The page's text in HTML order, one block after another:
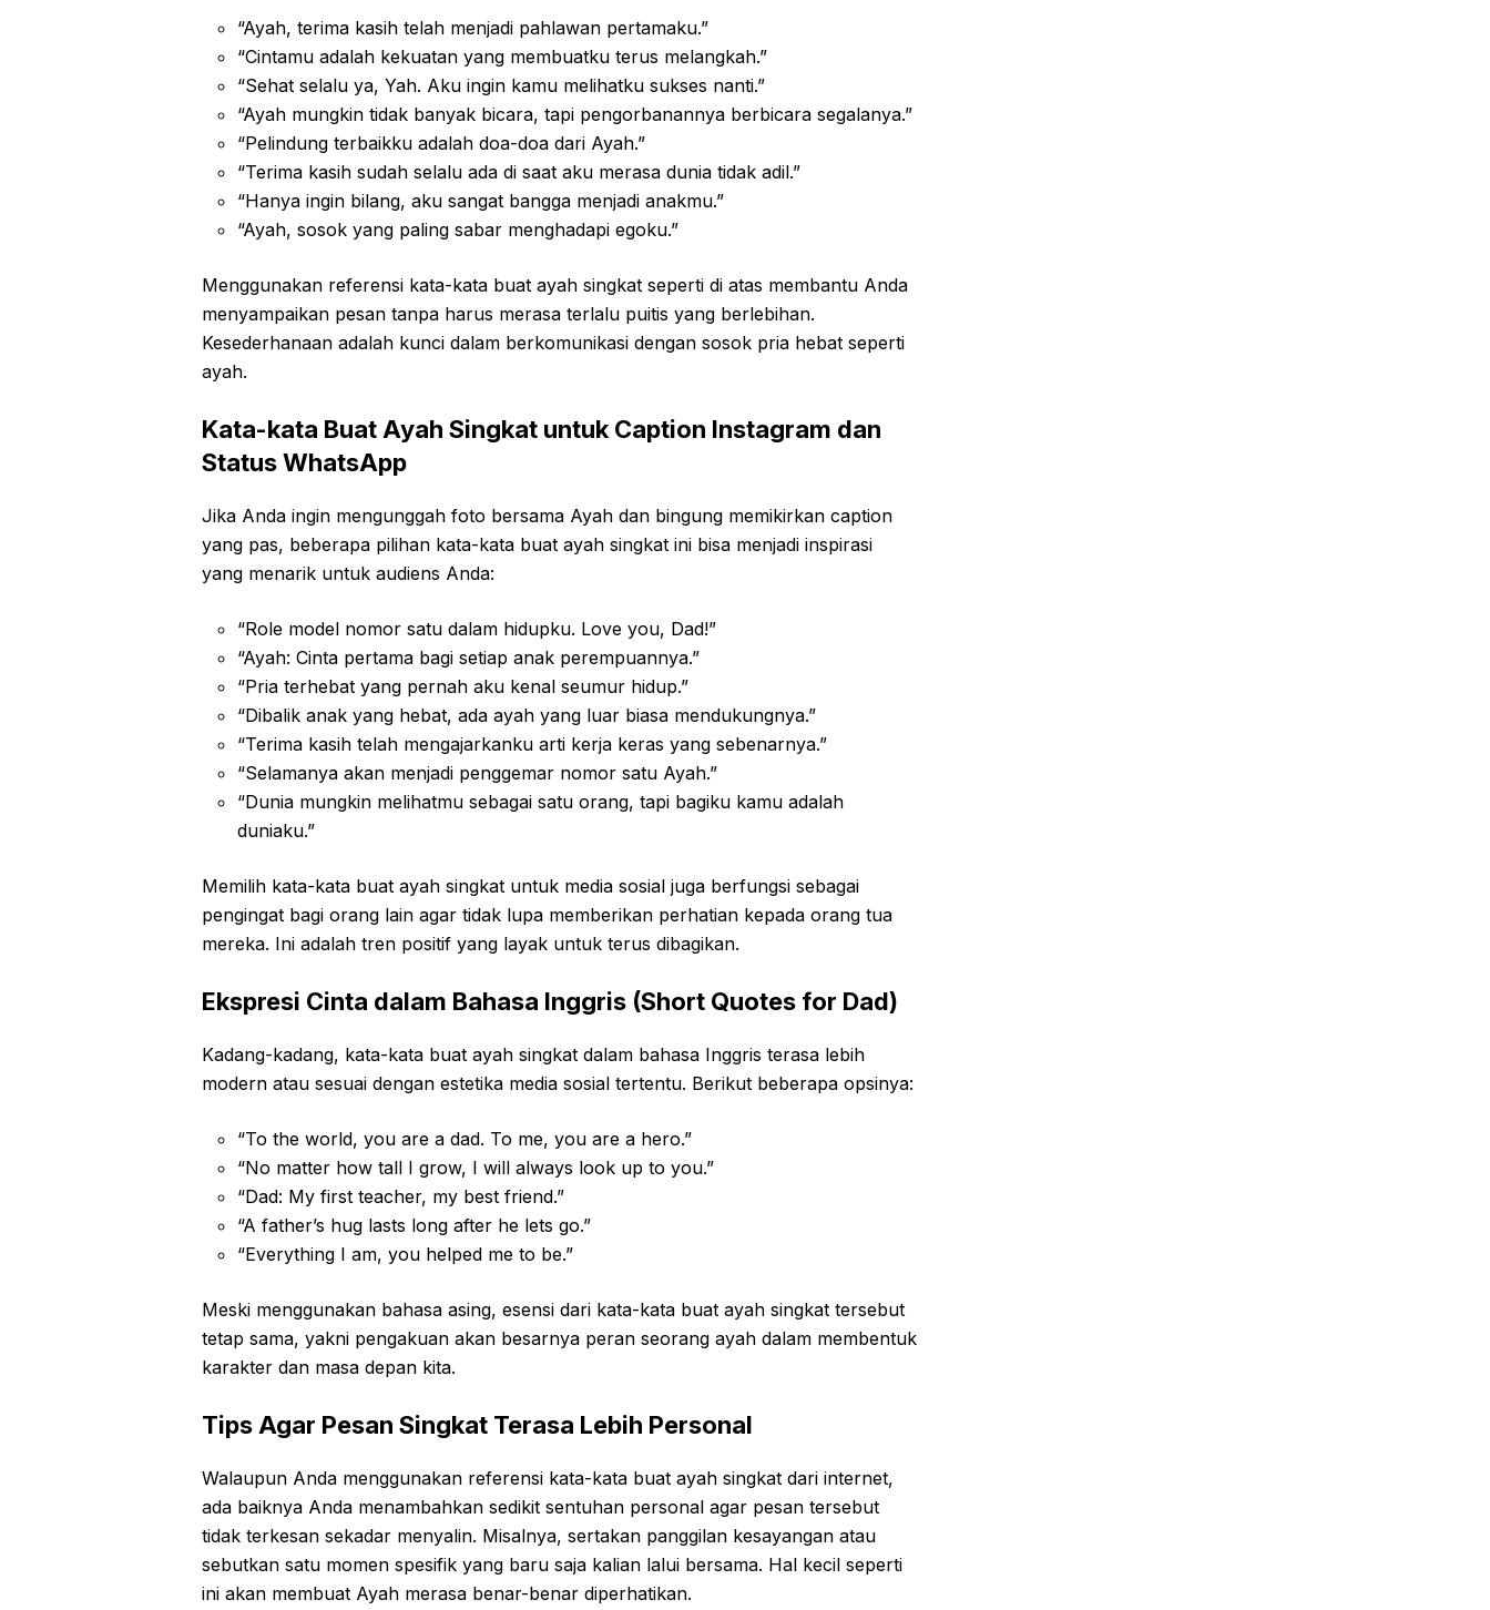
“Ayah, terima kasih telah menjadi pahlawan pertamaku.”
“Cintamu adalah kekuatan yang membuatku terus melangkah.”
“Sehat selalu ya, Yah. Aku ingin kamu melihatku sukses nanti.”
“Ayah mungkin tidak banyak bicara, tapi pengorbanannya berbicara segalanya.”
“Pelindung terbaikku adalah doa-doa dari Ayah.”
“Terima kasih sudah selalu ada di saat aku merasa dunia tidak adil.”
“Hanya ingin bilang, aku sangat bangga menjadi anakmu.”
“Ayah, sosok yang paling sabar menghadapi egoku.”
Menggunakan referensi kata-kata buat ayah singkat seperti di atas membantu Anda
menyampaikan pesan tanpa harus merasa terlalu puitis yang berlebihan.
Kesederhanaan adalah kunci dalam berkomunikasi dengan sosok pria hebat seperti
ayah.
Kata-kata Buat Ayah Singkat untuk Caption Instagram dan
Status WhatsApp
Jika Anda ingin mengunggah foto bersama Ayah dan bingung memikirkan caption
yang pas, beberapa pilihan kata-kata buat ayah singkat ini bisa menjadi inspirasi
yang menarik untuk audiens Anda:
“Role model nomor satu dalam hidupku. Love you, Dad!”
“Ayah: Cinta pertama bagi setiap anak perempuannya.”
“Pria terhebat yang pernah aku kenal seumur hidup.”
“Dibalik anak yang hebat, ada ayah yang luar biasa mendukungnya.”
“Terima kasih telah mengajarkanku arti kerja keras yang sebenarnya.”
“Selamanya akan menjadi penggemar nomor satu Ayah.”
“Dunia mungkin melihatmu sebagai satu orang, tapi bagiku kamu adalah
duniaku.”
Memilih kata-kata buat ayah singkat untuk media sosial juga berfungsi sebagai
pengingat bagi orang lain agar tidak lupa memberikan perhatian kepada orang tua
mereka. Ini adalah tren positif yang layak untuk terus dibagikan.
Ekspresi Cinta dalam Bahasa Inggris (Short Quotes for Dad)
Kadang-kadang, kata-kata buat ayah singkat dalam bahasa Inggris terasa lebih
modern atau sesuai dengan estetika media sosial tertentu. Berikut beberapa opsinya:
“To the world, you are a dad. To me, you are a hero.”
“No matter how tall I grow, I will always look up to you.”
“Dad: My first teacher, my best friend.”
“A father’s hug lasts long after he lets go.”
“Everything I am, you helped me to be.”
Meski menggunakan bahasa asing, esensi dari kata-kata buat ayah singkat tersebut
tetap sama, yakni pengakuan akan besarnya peran seorang ayah dalam membentuk
karakter dan masa depan kita.
Tips Agar Pesan Singkat Terasa Lebih Personal
Walaupun Anda menggunakan referensi kata-kata buat ayah singkat dari internet,
ada baiknya Anda menambahkan sedikit sentuhan personal agar pesan tersebut
tidak terkesan sekadar menyalin. Misalnya, sertakan panggilan kesayangan atau
sebutkan satu momen spesifik yang baru saja kalian lalui bersama. Hal kecil seperti
ini akan membuat Ayah merasa benar-benar diperhatikan.